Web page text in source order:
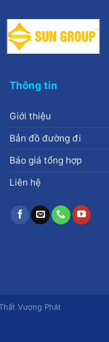
Thông tin
Giới thiệu
Bản đồ đường đi
Báo giá tổng hợp
Liên hệ
Vượng Phát